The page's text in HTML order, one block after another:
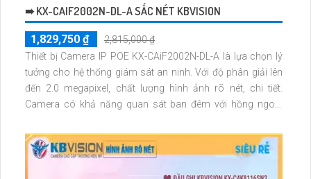
➠ KX-CAIF2002N-DL-A SẮC NÉT KBVISION
1,829,750 ₫
2,815,000 ₫
Thiết bị Camera IP POE KX-CAiF2002N-DL-A là lựa chọn lý
tưởng cho hệ thống giám sát an ninh. Với độ phân giải lên
đến 2.0 megapixel, chất lượng hình ảnh rõ nét, chi tiết.
Camera có khả năng quan sát ban đêm với hồng ngoại